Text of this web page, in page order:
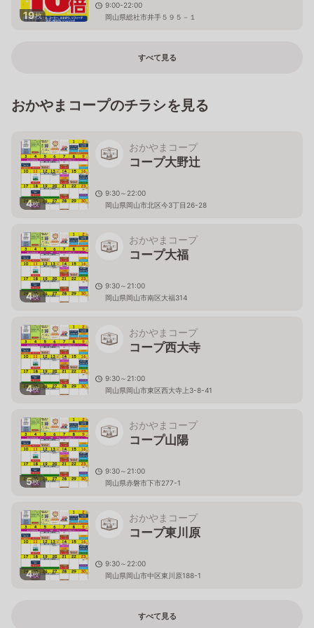
19枚
9:00-22:00
岡山県総社市井手５９５－１
すべて見る
おかやまコープのチラシを見る
4枚
おかやまコープ
コープ大野辻
9:30～22:00
岡山県岡山市北区今3丁目26-28
4枚
おかやまコープ
コープ大福
9:30～21:00
岡山県岡山市南区大福314
4枚
おかやまコープ
コープ西大寺
9:30～21:00
岡山県岡山市東区西大寺上3-8-41
5枚
おかやまコープ
コープ山陽
9:30～21:00
岡山県赤磐市下市277-1
4枚
おかやまコープ
コープ東川原
9:30～22:00
岡山県岡山市中区東川原188-1
すべて見る